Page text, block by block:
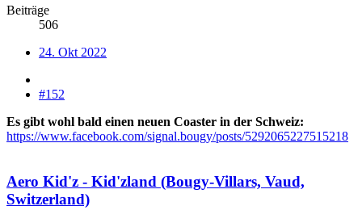
Beiträge
506
24. Okt 2022
#152
Es gibt wohl bald einen neuen Coaster in der Schweiz:
https://www.facebook.com/signal.bougy/posts/5292065227515218
Aero Kid'z - Kid'zland (Bougy-Villars, Vaud,
Switzerland)